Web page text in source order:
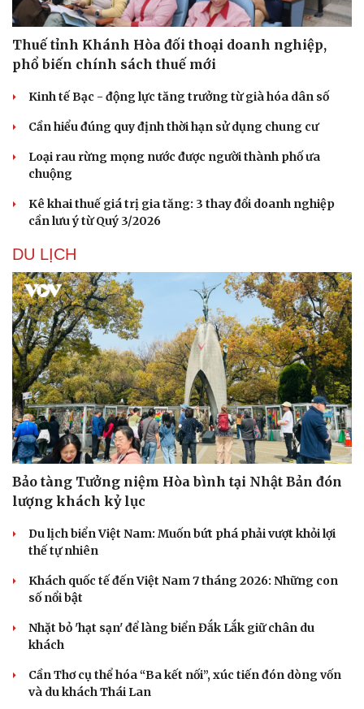
Thuế tỉnh Khánh Hòa đối thoại doanh nghiệp,
phổ biến chính sách thuế mới
Kinh tế Bạc - động lực tăng trưởng từ già hóa dân số
Cần hiểu đúng quy định thời hạn sử dụng chung cư
Loại rau rừng mọng nước được người thành phố ưa
chuộng
Kê khai thuế giá trị gia tăng: 3 thay đổi doanh nghiệp
cần lưu ý từ Quý 3/2026
DU LỊCH
Bảo tàng Tưởng niệm Hòa bình tại Nhật Bản đón
lượng khách kỷ lục
Du lịch biển Việt Nam: Muốn bứt phá phải vượt khỏi lợi
thế tự nhiên
Khách quốc tế đến Việt Nam 7 tháng 2026: Những con
số nổi bật
Nhặt bỏ 'hạt sạn' để làng biển Đắk Lắk giữ chân du
khách
Cần Thơ cụ thể hóa “Ba kết nối”, xúc tiến đón dòng vốn
và du khách Thái Lan